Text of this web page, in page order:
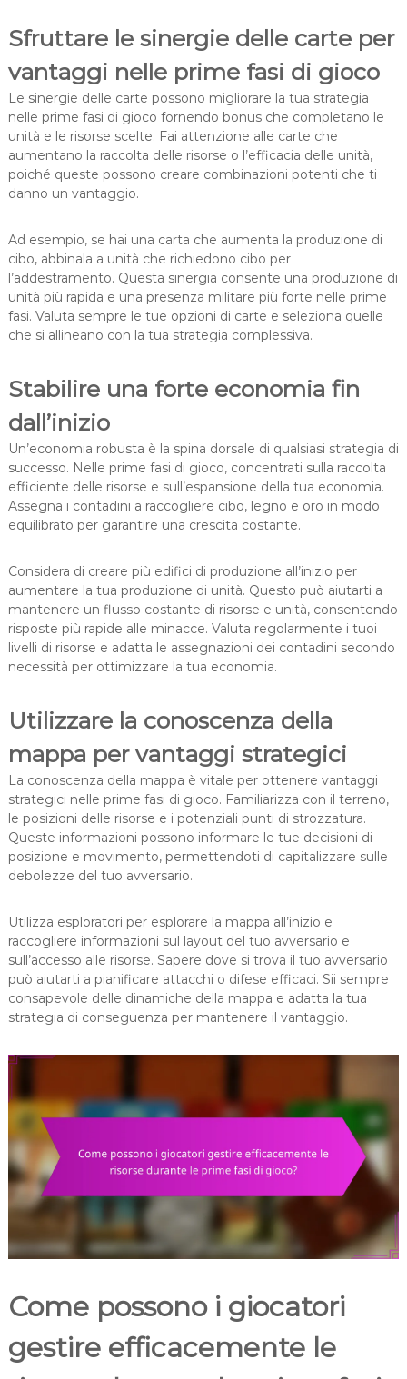
Sfruttare le sinergie delle carte per
vantaggi nelle prime fasi di gioco
Le sinergie delle carte possono migliorare la tua strategia
nelle prime fasi di gioco fornendo bonus che completano le
unità e le risorse scelte. Fai attenzione alle carte che
aumentano la raccolta delle risorse o l’efficacia delle unità,
poiché queste possono creare combinazioni potenti che ti
danno un vantaggio.
Ad esempio, se hai una carta che aumenta la produzione di
cibo, abbinala a unità che richiedono cibo per
l’addestramento. Questa sinergia consente una produzione di
unità più rapida e una presenza militare più forte nelle prime
fasi. Valuta sempre le tue opzioni di carte e seleziona quelle
che si allineano con la tua strategia complessiva.
Stabilire una forte economia fin
dall’inizio
Un’economia robusta è la spina dorsale di qualsiasi strategia di
successo. Nelle prime fasi di gioco, concentrati sulla raccolta
efficiente delle risorse e sull’espansione della tua economia.
Assegna i contadini a raccogliere cibo, legno e oro in modo
equilibrato per garantire una crescita costante.
Considera di creare più edifici di produzione all’inizio per
aumentare la tua produzione di unità. Questo può aiutarti a
mantenere un flusso costante di risorse e unità, consentendo
risposte più rapide alle minacce. Valuta regolarmente i tuoi
livelli di risorse e adatta le assegnazioni dei contadini secondo
necessità per ottimizzare la tua economia.
Utilizzare la conoscenza della
mappa per vantaggi strategici
La conoscenza della mappa è vitale per ottenere vantaggi
strategici nelle prime fasi di gioco. Familiarizza con il terreno,
le posizioni delle risorse e i potenziali punti di strozzatura.
Queste informazioni possono informare le tue decisioni di
posizione e movimento, permettendoti di capitalizzare sulle
debolezze del tuo avversario.
Utilizza esploratori per esplorare la mappa all’inizio e
raccogliere informazioni sul layout del tuo avversario e
sull’accesso alle risorse. Sapere dove si trova il tuo avversario
può aiutarti a pianificare attacchi o difese efficaci. Sii sempre
consapevole delle dinamiche della mappa e adatta la tua
strategia di conseguenza per mantenere il vantaggio.
Come possono i giocatori
gestire efficacemente le